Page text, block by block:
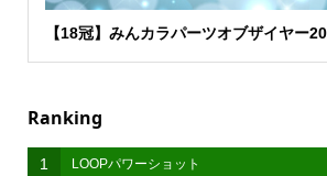
【18冠】みんカラパーツオブザイヤー
Ranking
1 LOOPパワーショット